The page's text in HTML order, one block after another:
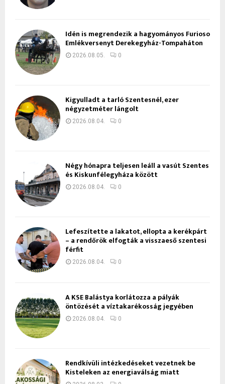
Idén is megrendezik a hagyományos Furioso
Emlékversenyt Derekegyház-Tompaháton
2026.08.05. 0
Kigyulladt a tarló Szentesnél, ezer
négyzetméter lángolt
2026.08.04. 0
Négy hónapra teljesen leáll a vasút Szentes
és Kiskunfélegyháza között
2026.08.04. 0
Lefeszítette a lakatot, ellopta a kerékpárt
– a rendőrök elfogták a visszaeső szentesi
férfit
2026.08.04. 0
A KSE Balástya korlátozza a pályák
öntözését a víztakarékosság jegyében
2026.08.04. 0
Rendkívüli intézkedéseket vezetnek be
Kisteleken az energiaválság miatt